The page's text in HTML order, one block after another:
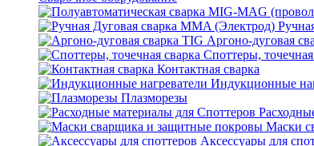
Аргоно-дуговая
Споттеры, точечная
Контактная сварка
Индукционные
Плазморезы
Маски
Аксессуары для